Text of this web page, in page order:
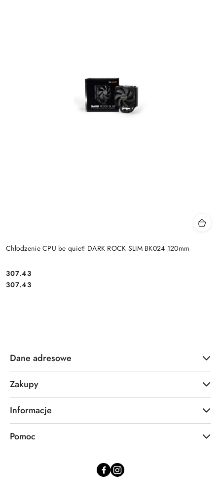
Chłodzenie CPU be quiet! DARK ROCK SLIM BK024 120mm
Cena:
307.43
Cena:
307.43
Dane adresowe
Zakupy
Informacje
Pomoc